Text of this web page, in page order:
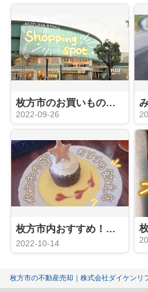
枚方市のお買いものスポット❀
2022-09-26
枚方市内おすすめ！飲食店☝★
2022-10-14
枚方市の不動産売却｜株式会社ダイケンリ